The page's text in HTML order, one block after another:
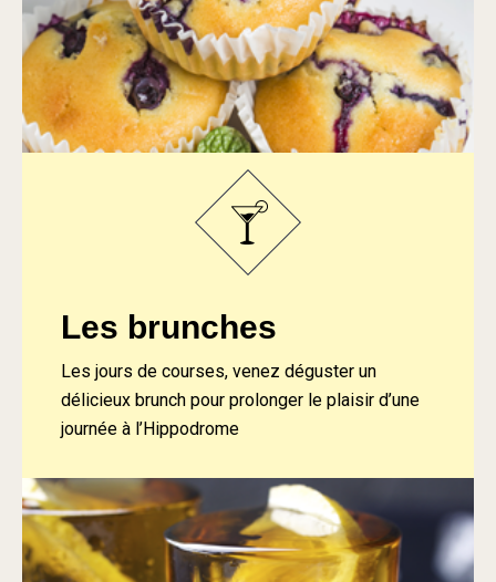
Les brunches
Les jours de courses, venez déguster un
délicieux brunch pour prolonger le plaisir d’une
journée à l’Hippodrome